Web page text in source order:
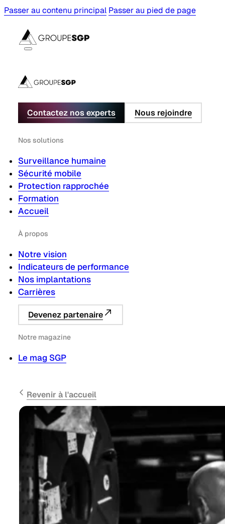
Passer au contenu principal Passer au pied de page
Contactez nos experts Nous rejoindre
Nos solutions
Surveillance humaine
Sécurité mobile
Protection rapprochée
Formation
Accueil
À propos
Notre vision
Indicateurs de performance
Nos implantations
Carrières
Devenez partenaire
Notre magazine
Le mag SGP
Revenir à l'accueil